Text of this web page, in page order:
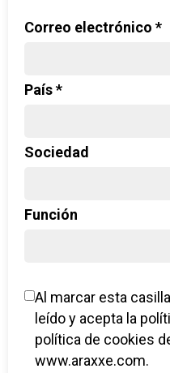
Correo electrónico *
País *
Sociedad
Función
Al marcar esta
leído y acepta la
política de cookies
www.araxxe.com.